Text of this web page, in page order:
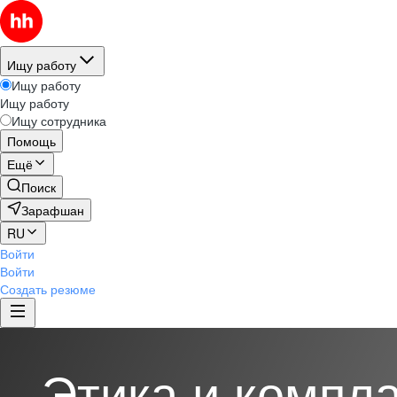
Ищу работу
Ищу работу
Ищу работу
Ищу сотрудника
Помощь
Ещё
Поиск
Зарафшан
RU
Войти
Войти
Создать резюме